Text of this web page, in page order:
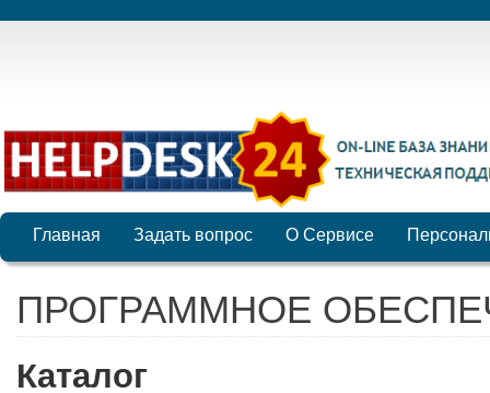
Главная Задать вопрос О Сервисе
ПРОГРАММНОЕ
Каталог